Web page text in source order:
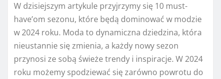
W dzisiejszym artykule przyjrzymy się 10 must-
have’om sezonu, które będą dominować w modzie
w 2024 roku. Moda to dynamiczna dziedzina, która
nieustannie się zmienia, a każdy nowy sezon
przynosi ze sobą świeże trendy i inspiracje. W 2024
roku możemy spodziewać się zarówno powrotu do